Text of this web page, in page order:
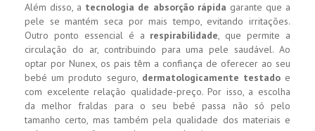
Além disso, a tecnologia de absorção rápida garante que a
pele se mantém seca por mais tempo, evitando irritações.
Outro ponto essencial é a respirabilidade, que permite a
circulação do ar, contribuindo para uma pele saudável. Ao
optar por Nunex, os pais têm a confiança de oferecer ao seu
bebé um produto seguro, dermatologicamente testadoe
com excelente relação qualidade-preço. Por isso, a escolha
da melhor fraldas para o seu bebé passa não só pelo
tamanho certo, mas também pela qualidade dos materiais e